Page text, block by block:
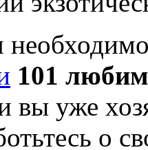
101
вы уже
о